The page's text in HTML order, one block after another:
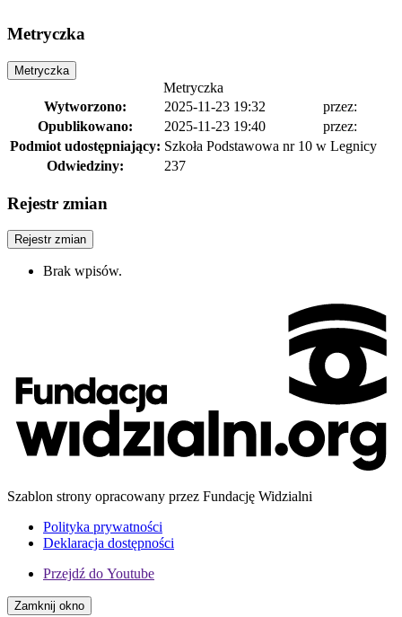
Metryczka
Metryczka
Metryczka
Wytworzono:
2025-11-23 19:32
przez:
Opublikowano:
2025-11-23 19:40
przez:
Podmiot udostępniający: Szkoła Podstawowa nr 10 w Legnicy
Odwiedziny:
237
Rejestr zmian
Rejestr zmian
Brak wpisów.
Szablon strony opracowany przez Fundację Widzialni
Polityka prywatności
Deklaracja dostępności
Przejdź do Youtube
Zamknij okno